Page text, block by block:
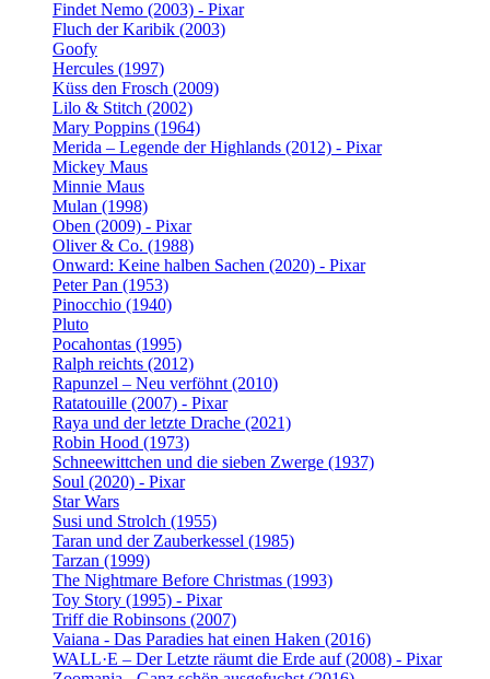
Findet Nemo (2003) - Pixar
Fluch der Karibik (2003)
Goofy
Hercules (1997)
Küss den Frosch (2009)
Lilo & Stitch (2002)
Mary Poppins (1964)
Merida – Legende der Highlands (2012) - Pixar
Mickey Maus
Minnie Maus
Mulan (1998)
Oben (2009) - Pixar
Oliver & Co. (1988)
Onward: Keine halben Sachen (2020) - Pixar
Peter Pan (1953)
Pinocchio (1940)
Pluto
Pocahontas (1995)
Ralph reichts (2012)
Rapunzel – Neu verföhnt (2010)
Ratatouille (2007) - Pixar
Raya und der letzte Drache (2021)
Robin Hood (1973)
Schneewittchen und die sieben Zwerge (1937)
Soul (2020) - Pixar
Star Wars
Susi und Strolch (1955)
Taran und der Zauberkessel (1985)
Tarzan (1999)
The Nightmare Before Christmas (1993)
Toy Story (1995) - Pixar
Triff die Robinsons (2007)
Vaiana - Das Paradies hat einen Haken (2016)
WALL·E – Der Letzte räumt die Erde auf (2008) - Pixar